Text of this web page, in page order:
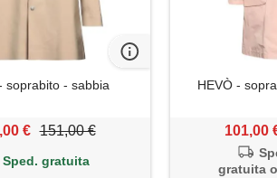
soprabito - sabbia
€ 151,00 €
Sped. gratuita
HEVÒ -
101,00
gratuita